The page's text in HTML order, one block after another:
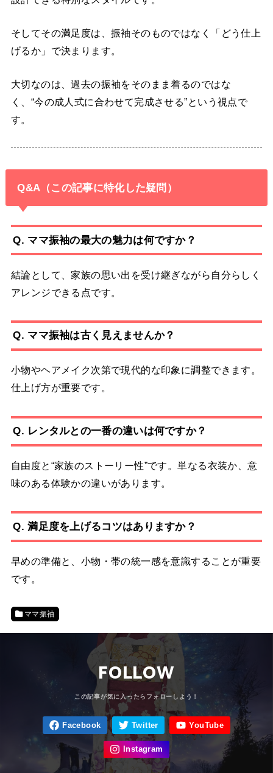
そしてその満足度は、振袖そのものではなく「どう仕上
げるか」で決まります。
大切なのは、過去の振袖をそのまま着るのではな
く、“今の成人式に合わせて完成させる”という視点で
す。
Q&A（この記事に特化した疑問）
Q. ママ振袖の最大の魅力は何ですか？
結論として、家族の思い出を受け継ぎながら自分らしく
アレンジできる点です。
Q. ママ振袖は古く見えませんか？
小物やヘアメイク次第で現代的な印象に調整できます。
仕上げ方が重要です。
Q. レンタルとの一番の違いは何ですか？
自由度と“家族のストーリー性”です。単なる衣装か、意
味のある体験かの違いがあります。
Q. 満足度を上げるコツはありますか？
早めの準備と、小物・帯の統一感を意識することが重要
です。
ママ振袖
FOLLOW